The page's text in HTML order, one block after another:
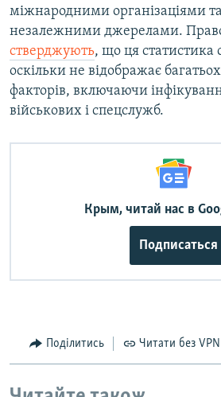
міжнародними організаціями
незалежними джерелами.
стверджують, що ця статистика
оскільки не відображає
факторів, включаючи
військових і спецслужб.​
Крым, читай нас в
Подписаться
Поділитись Читати без VPN